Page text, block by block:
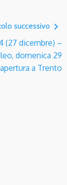
successivo navigate_next
(27 dicembre) –
domenica 29
a Trento